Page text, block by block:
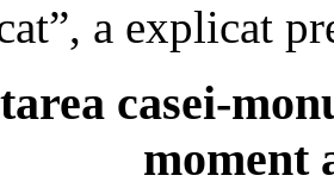
a explicat
casei-
moment